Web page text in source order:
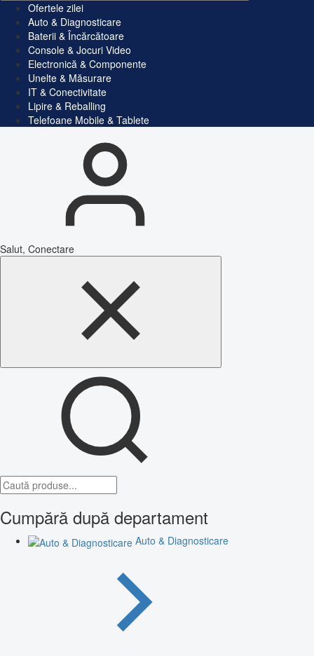
Ofertele zilei
Auto & Diagnosticare
Baterii & Încărcătoare
Console & Jocuri Video
Electronică & Componente
Unelte & Măsurare
IT & Conectivitate
Lipire & Reballing
Telefoane Mobile & Tablete
Salut, Conectare
Cumpără după departament
Auto & Diagnosticare